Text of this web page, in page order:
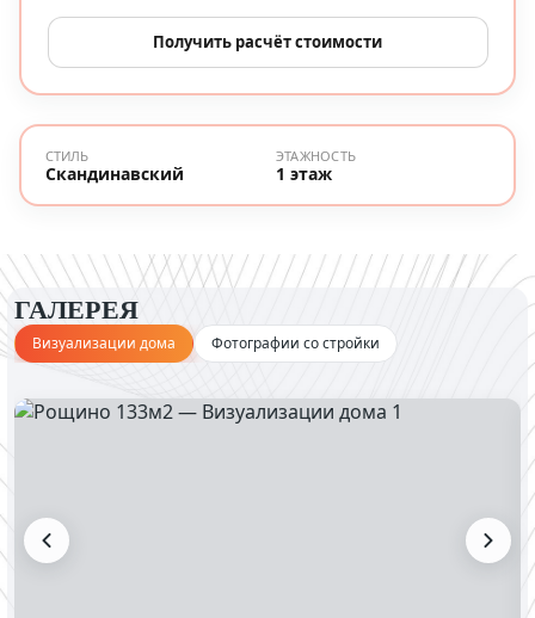
Получить расчёт стоимости
СТИЛЬ
Скандинавский
ЭТАЖНОСТЬ
1 этаж
ГАЛЕРЕЯ
Визуализации дома Фотографии со стройки